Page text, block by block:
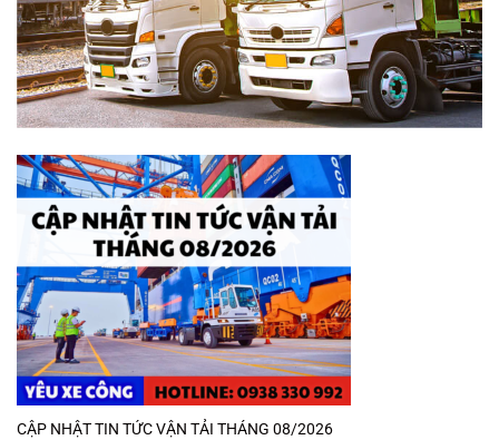
CẬP NHẬT TIN TỨC VẬN TẢI THÁNG 08/2026